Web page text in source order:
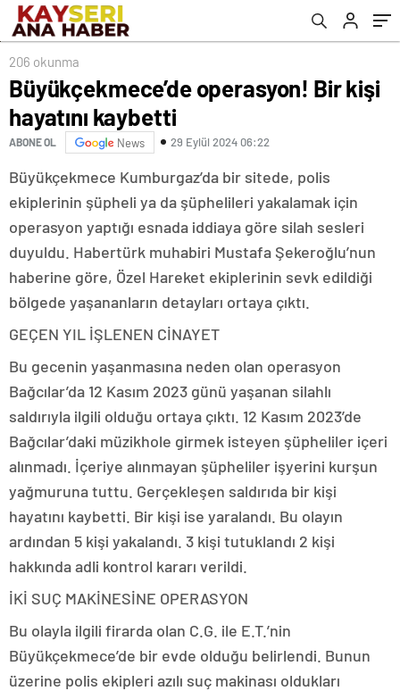
206 okunma
Büyükçekmece’de operasyon! Bir kişi
hayatını kaybetti
ABONE OL News 29 Eylül 2024 06:22
Büyükçekmece Kumburgaz’da bir sitede, polis
ekiplerinin şüpheli ya da şüphelileri yakalamak için
operasyon yaptığı esnada iddiaya göre silah sesleri
duyuldu. Habertürk muhabiri Mustafa Şekeroğlu’nun
haberine göre, Özel Hareket ekiplerinin sevk edildiği
bölgede yaşananların detayları ortaya çıktı.
GEÇEN YIL İŞLENEN CİNAYET
Bu gecenin yaşanmasına neden olan operasyon
Bağcılar’da 12 Kasım 2023 günü yaşanan silahlı
saldırıyla ilgili olduğu ortaya çıktı. 12 Kasım 2023’de
Bağcılar’daki müzikhole girmek isteyen şüpheliler içeri
alınmadı. İçeriye alınmayan şüpheliler işyerini kurşun
yağmuruna tuttu. Gerçekleşen saldırıda bir kişi
hayatını kaybetti. Bir kişi ise yaralandı. Bu olayın
ardından 5 kişi yakalandı. 3 kişi tutuklandı 2 kişi
hakkında adli kontrol kararı verildi.
İKİ SUÇ MAKİNESİNE OPERASYON
Bu olayla ilgili firarda olan C.G. ile E.T.’nin
Büyükçekmece’de bir evde olduğu belirlendi. Bunun
üzerine polis ekipleri azılı suç makinası oldukları